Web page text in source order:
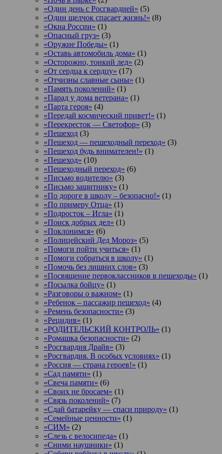
«Один день с Росгвардией» (5)
«Один щелчок спасает жизнь!» (8)
«Окна России» (1)
«Опасный груз» (3)
«Оружие Победы» (1)
«Оставь автомобиль дома» (1)
«Осторожно, тонкий лед» (2)
«От сердца к сердцу» (17)
«Отчизны славные сыны» (1)
«Память поколений» (1)
«Парад у дома ветерана» (1)
«Парта героя» (4)
«Передай космический привет!» (1)
«Перекресток — Светофор» (3)
«Пешеход (3)
«Пешеход — пешеходный переход» (3)
«Пешеход будь внимателен!» (1)
«Пешеход» (10)
«Пешеходный переход» (6)
«Письмо водителю» (3)
«Письмо защитнику» (1)
«По дороге в школу – безопасно!» (1)
«По примеру Отца» (1)
«Подросток ‒ Игла» (1)
«Поиск добрых дел» (1)
«Поклонимся» (6)
«Полицейский Дед Мороз» (5)
«Помоги пойти учиться» (1)
«Помоги собраться в школу» (1)
«Помочь без лишних слов» (3)
«Посвящение первоклассников в пешеходы» (1)
«Посылка бойцу» (1)
«Разговоры о важном» (1)
«Ребенок – пассажир пешеход» (4)
«Ремень безопасности» (3)
«Рецидив» (1)
«РОДИТЕЛЬСКИЙ КОНТРОЛЬ» (1)
«Ромашка безопасности» (2)
«Росгвардия Драйв» (3)
«Росгвардия. В особых условиях» (1)
«Россия — страна героев!» (1)
«Сад памяти» (1)
«Свеча памяти» (6)
«Своих не бросаем» (1)
«Связь поколений» (7)
«Сдай батарейку — спаси природу» (1)
«Семейные ценности» (1)
«СИМ» (2)
«Слезь с велосипеда» (1)
«Сними наушники» (1)